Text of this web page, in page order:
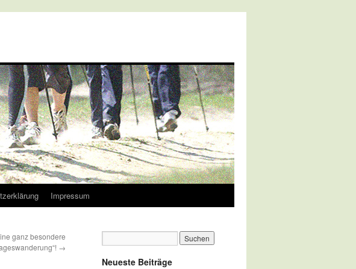
Impressum
ganz besondere
→
Neueste Beiträge